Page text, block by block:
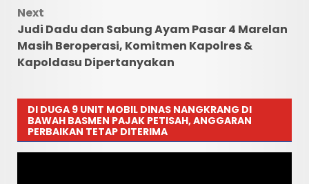
Next
Judi Dadu dan Sabung Ayam Pasar 4 Marelan
Masih Beroperasi, Komitmen Kapolres &
Kapoldasu Dipertanyakan
DI DUGA 9 UNIT MOBIL DINAS NANGKRANG DI
BAWAH BASMEN PAJAK PETISAH, ANGGARAN
PERBAIKAN TETAP DITERIMA